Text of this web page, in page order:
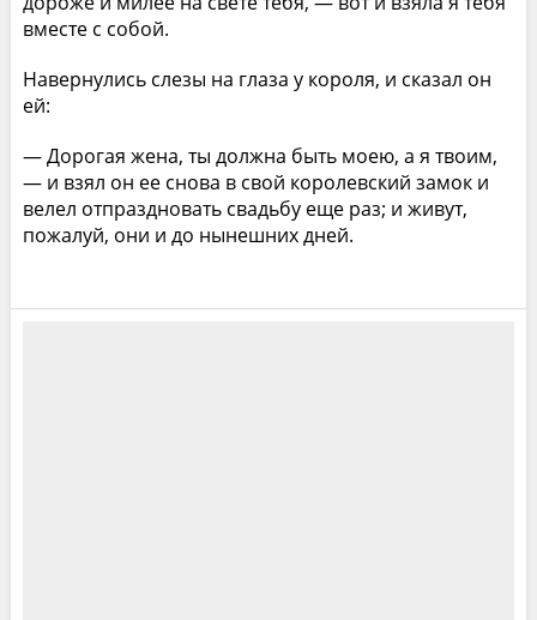
вместе с собой.
Навернулись слезы на глаза у короля, и сказал он
ей:
— Дорогая жена, ты должна быть моею, а я твоим,
— и взял он ее снова в свой королевский замок и
велел отпраздновать свадьбу еще раз; и живут,
пожалуй, они и до нынешних дней.